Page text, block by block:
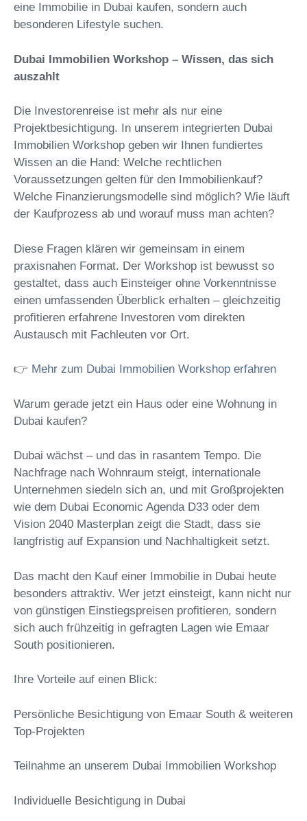
eine Immobilie in Dubai kaufen, sondern auch
besonderen Lifestyle suchen.
Dubai Immobilien Workshop – Wissen, das sich
auszahlt
Die Investorenreise ist mehr als nur eine
Projektbesichtigung. In unserem integrierten Dubai
Immobilien Workshop geben wir Ihnen fundiertes
Wissen an die Hand: Welche rechtlichen
Voraussetzungen gelten für den Immobilienkauf?
Welche Finanzierungsmodelle sind möglich? Wie läuft
der Kaufprozess ab und worauf muss man achten?
Diese Fragen klären wir gemeinsam in einem
praxisnahen Format. Der Workshop ist bewusst so
gestaltet, dass auch Einsteiger ohne Vorkenntnisse
einen umfassenden Überblick erhalten – gleichzeitig
profitieren erfahrene Investoren vom direkten
Austausch mit Fachleuten vor Ort.
👉 Mehr zum Dubai Immobilien Workshop erfahren
Warum gerade jetzt ein Haus oder eine Wohnung in
Dubai kaufen?
Dubai wächst – und das in rasantem Tempo. Die
Nachfrage nach Wohnraum steigt, internationale
Unternehmen siedeln sich an, und mit Großprojekten
wie dem Dubai Economic Agenda D33 oder dem
Vision 2040 Masterplan zeigt die Stadt, dass sie
langfristig auf Expansion und Nachhaltigkeit setzt.
Das macht den Kauf einer Immobilie in Dubai heute
besonders attraktiv. Wer jetzt einsteigt, kann nicht nur
von günstigen Einstiegspreisen profitieren, sondern
sich auch frühzeitig in gefragten Lagen wie Emaar
South positionieren.
Ihre Vorteile auf einen Blick:
Persönliche Besichtigung von Emaar South & weiteren
Top-Projekten
Teilnahme an unserem Dubai Immobilien Workshop
Individuelle Besichtigung in Dubai